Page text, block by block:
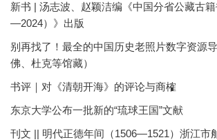
新书 | 汤志波、赵颖洁编《中国分省公藏古
—2024）》出版
别再找了！最全的中国历史老照片数字资源
佛、杜克等馆藏）
书评｜对《清朝开海》的评论与商榷
东京大学公布一批新的“琉球王国”文献
刊文 || 明代正德年间（1506—1521）浙江